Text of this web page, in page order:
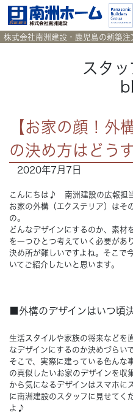
HOME
News 新着情報
Works 施工実例集
Voice お客様の声
Blog
Concept コンセプト
Techno EX テクノストラ
株式会社南洲建設・鹿児島の新築
スタ
【お家の顔！外
の決め方はどう
2020年7月7日
こんにちは♪ 南洲建設の広報担
お家の外構（エクステリア）はそ
の。
どんなデザインにするのか、素材
を一つひとつ考えていく必要があ
決め所が難しいですよね。そこで
いてご紹介したいと思います。
■外構のデザインはいつ頃
生活スタイルや家族の将来などを
なデザインにするのか決めづらい
そこで、実際に建っている色んな
の真似したいお家のデザインを収
から気になるデザインはスマホに
に南洲建設のスタッフに見せてく
よ♪